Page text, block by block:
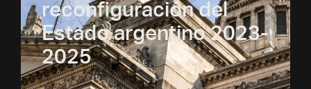
reconfiguración del
Estado argentino 2023-
2025